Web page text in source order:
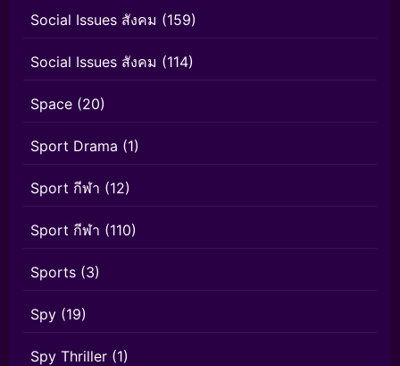
Social Issues สังคม (159)
Social Issues สังคม (114)
Space (20)
Sport Drama (1)
Sport กีฬา (12)
Sport กีฬา (110)
Sports (3)
Spy (19)
Spy Thriller (1)